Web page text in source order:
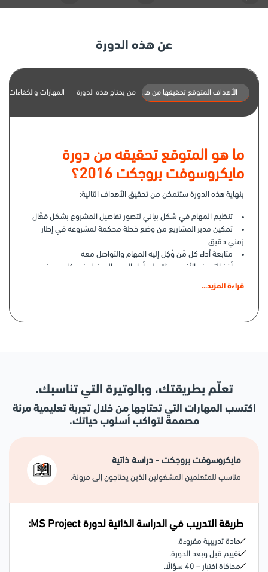
عن هذه الدورة
الأهداف المتوقع تحقيقها من هذه الدورةمن يحتاج هذه الدورة المهارات والكفاءات
ما هو المتوقع تحقيقه من دورة
مايكروسوفت بروجكت 2016؟
بنهاية هذه الدورة ستتمكن من تحقيق الأهداف التالية:
تنظيم المهام في شكل بياني لتصور تفاصيل المشروع بشكل فعّال
تمكين مدير المشاريع من وضع خطة محكمة لمشروعه في إطار
زمني دقيق
متابعة أداء كل مًن وُكِل إليه المهام والتواصل معه
أخذ التصرف الأنسب بناءً على أداء الجهد المبذول في كل دور في
استخدام الأدوات المناسبة في حالة طال وقت المهمة وإعادتها
قراءة المزيد...
تعلّم بطريقتك، وبالوتيرة التي تناسبك.
اكتسب المهارات التي تحتاجها من خلال تجربة تعليمية مرنة
مصممة لتواكب أسلوب حياتك.
مايكروسوفت بروجكت - دراسة ذاتية
مناسب للمتعلمين المشغولين الذين يحتاجون إلى مرونة.
طريقة التدريب في الدراسة الذاتية لدورة MS Project:
مادة تدريبية مقروءة.
تقييم قبل وبعد الدورة.
محاكاة اختبار – 40 سؤالًا.